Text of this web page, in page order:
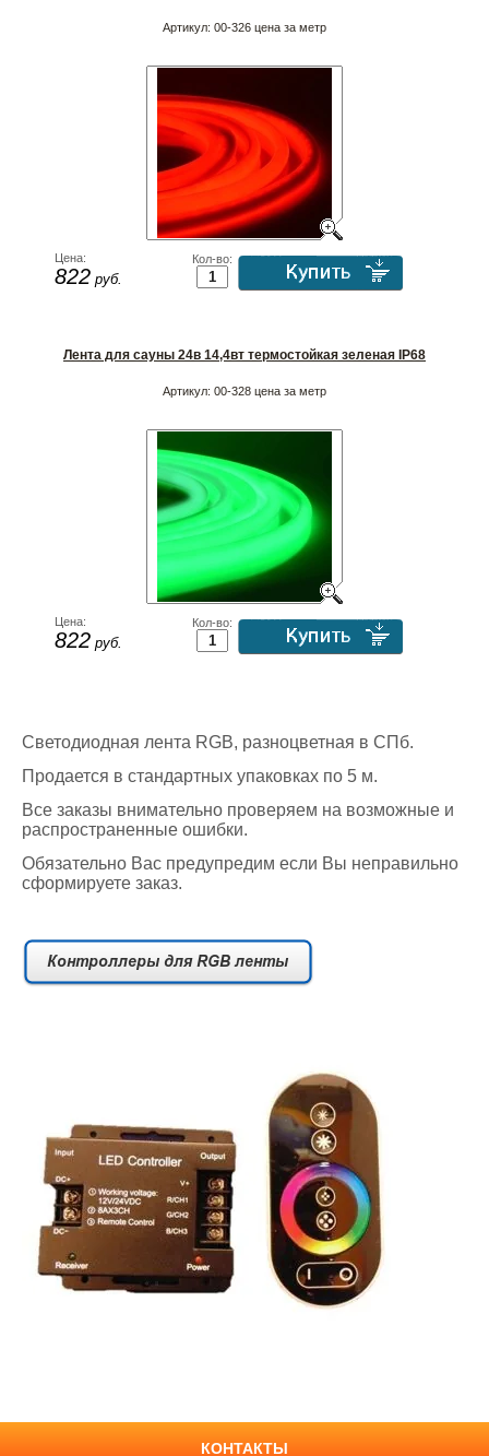
Артикул: 00-326 цена за метр
Цена:
822 руб.
Кол-во:
Лента для сауны 24в 14,4вт термостойкая зеленая IP68
Артикул: 00-328 цена за метр
Цена:
822 руб.
Кол-во:
Светодиодная лента RGB, разноцветная в СПб.
Продается в стандартных упаковках по 5 м.
Все заказы внимательно проверяем на возможные и
распространенные ошибки.
Обязательно Вас предупредим если Вы неправильно
сформируете заказ.
КОНТАКТЫ